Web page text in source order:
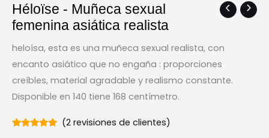
Héloïse - Muñeca sexual
femenina asiática realista
heloísa, esta es una muñeca sexual realista, con
encanto asiático que no engaña : proporciones
creíbles, material agradable y realismo constante.
Disponible en 140 tiene 168 centímetro.
(2revisiones de clientes)
Gama
precios:
€691.00
Héloïse
-
realista
cantidad